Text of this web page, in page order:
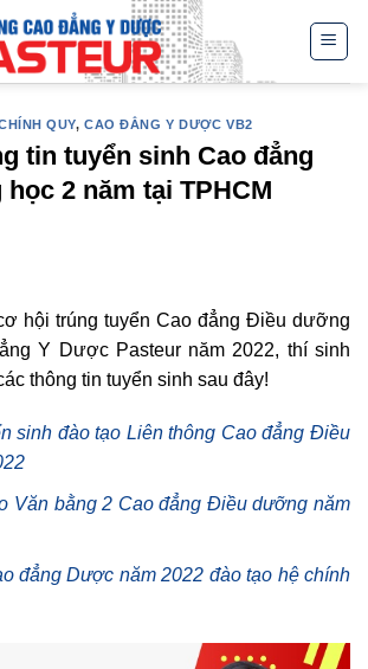
QUY,CAO ĐẲNG Y DƯỢC VB2
tin tuyển sinh Cao đẳng
2 năm tại TPHCM
hội trúng tuyển Cao đẳng Điều dưỡng
Y Dược Pasteur năm 2022, thí sinh
thông tin tuyển sinh sau đây!
sinh đào tạo Liên thông Cao đẳng Điều
Văn bằng 2 Cao đẳng Điều dưỡng năm
đẳng Dược năm 2022 đào tạo hệ chính